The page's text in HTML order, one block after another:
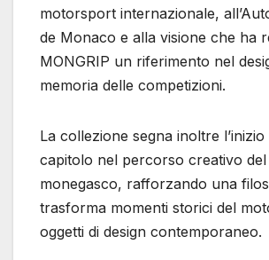
motorsport internazionale,
de Monaco e alla visione che ha
MONGRIP un riferimento nel
memoria delle competizioni.
La collezione segna inoltre
capitolo nel percorso creativo
monegasco, rafforzando una
trasforma momenti storici del
oggetti di design contemporaneo.